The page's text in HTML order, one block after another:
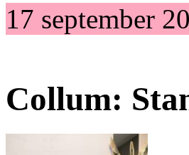
17 september
Collum: